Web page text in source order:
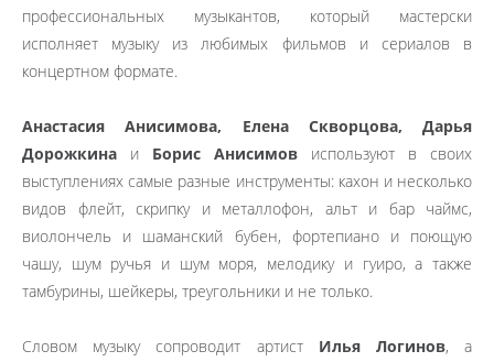
профессиональных музыкантов, который мастерски
исполняет музыку из любимых фильмов и сериалов в
концертном формате.
Анастасия Анисимова, Елена Скворцова, Дарья
Дорожкина и Борис Анисимов используют в своих
выступлениях самые разные инструменты: кахон и несколько
видов флейт, скрипку и металлофон, альт и бар чаймс,
виолончель и шаманский бубен, фортепиано и поющую
чашу, шум ручья и шум моря, мелодику и гуиро, а также
тамбурины, шейкеры, треугольники и не только.
Словом музыку сопроводит артист Илья Логинов, а